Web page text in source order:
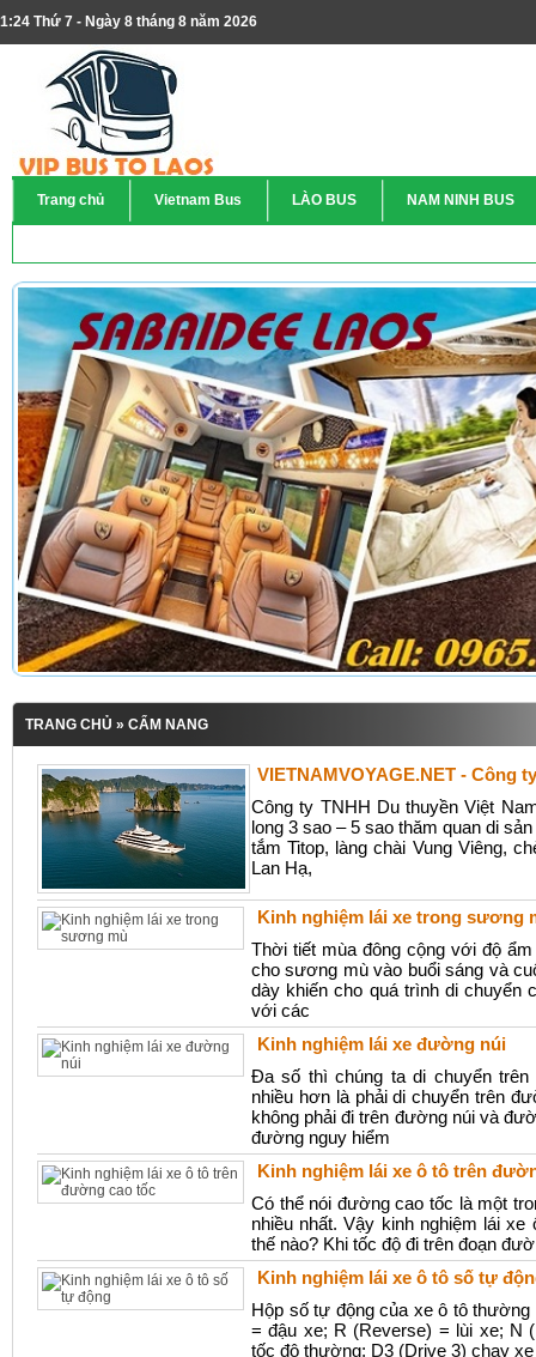
1:24 Thứ 7 - Ngày 8 tháng 8 năm 2026
Trang chủ Vietnam Bus LÀO BUS NAM NINH BUS
TRANG CHỦ » CẨM NANG
VIETNAMVOYAGE.NET - Công
Công ty TNHH Du thuyền Việt
long 3 sao – 5 sao thăm quan di
tắm Titop, làng chài Vung Viêng,
Lan Hạ,
Kinh nghiệm lái xe trong sương
Thời tiết mùa đông cộng với độ
cho sương mù vào buổi sáng và
dày khiến cho quá trình di chuyển
với các
Kinh nghiệm lái xe đường núi
Đa số thì chúng ta di chuyển
nhiều hơn là phải di chuyển trên
không phải đi trên đường núi và
đường nguy hiểm
Kinh nghiệm lái xe ô tô trên
Có thể nói đường cao tốc là một
nhiều nhất. Vậy kinh nghiệm lái
thế nào? Khi tốc độ đi trên đoạn
Kinh nghiệm lái xe ô tô số tự
Hộp số tự động của xe ô tô
= đậu xe; R (Reverse) = lùi xe; N
tốc độ thường; D3 (Drive 3) chạy